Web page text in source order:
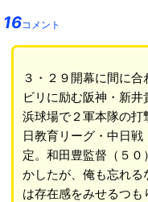
16コメント
３・２９開幕に間に
ビリに励む阪神・新
浜球場で２軍本隊の
日教育リーグ・中日
定。和田豊監督（５
かしたが、俺も忘れ
は存在感をみせるつも